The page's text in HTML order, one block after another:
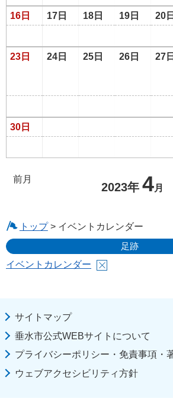
16日 17日 18日 19日 20日
23日 24日 25日 26日 27日
30日
前月
2023年 4月
トップ> イベントカレンダー
足跡
イベントカレンダー
サイトマップ
垂水市公式WEBサイトについて
プライバシーポリシー・免責事項・
ウェブアクセシビリティ方針